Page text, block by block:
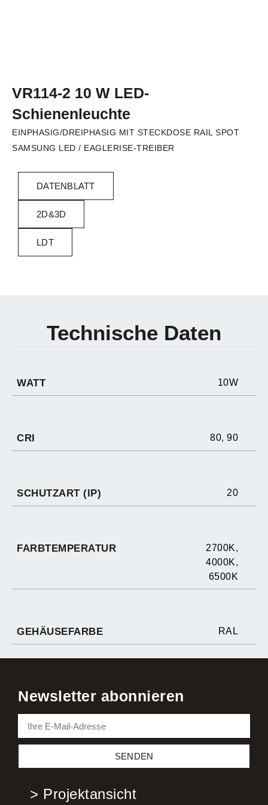
VR114-2 10 W LED-
Schienenleuchte
EINPHASIG/DREIPHASIG MIT STECKDOSE RAIL SPOT
SAMSUNG LED / EAGLERISE-TREIBER
DATENBLATT
2D&3D
LDT
Technische Daten
WATT 10W
CRI 80, 90
SCHUTZART (IP) 20
FARBTEMPERATUR 2700K,
4000K,
6500K
GEHÄUSEFARBE RAL
Newsletter abonnieren
SENDEN
> Projektansicht